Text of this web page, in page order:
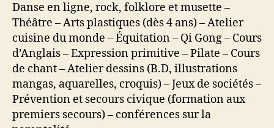
Danse en ligne, rock, folklore et musette –
Théâtre – Arts plastiques (dès 4 ans) – Atelier
cuisine du monde – Équitation – Qi Gong – Cours
d’Anglais – Expression primitive – Pilate – Cours
de chant – Atelier dessins (B.D, illustrations
mangas, aquarelles, croquis) – Jeux de sociétés –
Prévention et secours civique (formation aux
premiers secours) – conférences sur la